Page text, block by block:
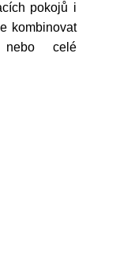
pokojů i
kombinovat
nebo celé